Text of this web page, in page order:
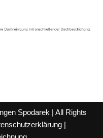
Spodarek | All Rights